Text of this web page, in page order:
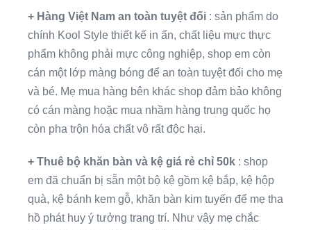
+ Hàng Việt Nam an toàn tuyệt đối : sản phẩm do
chính Kool Style thiết kế in ấn, chất liệu mực thực
phẩm không phải mực công nghiệp, shop em còn
cán một lớp màng bóng để an toàn tuyệt đối cho mẹ
và bé. Mẹ mua hàng bên khác shop đảm bảo không
có cán màng hoặc mua nhầm hàng trung quốc họ
còn pha trộn hóa chất vô rất độc hại.
+ Thuê bộ khăn bàn và kệ giá rẻ chỉ 50k : shop
em đã chuẩn bị sẵn một bộ kệ gồm kệ bắp, kệ hộp
quà, kệ bánh kem gỗ, khăn bàn kim tuyến để mẹ tha
hồ phát huy ý tưởng trang trí. Như vậy mẹ chắc